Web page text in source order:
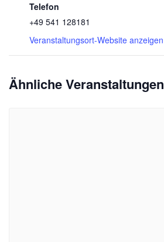
Telefon
+49 541 128181
Veranstaltungsort-Website anzeigen
Ähnliche Veranstaltungen